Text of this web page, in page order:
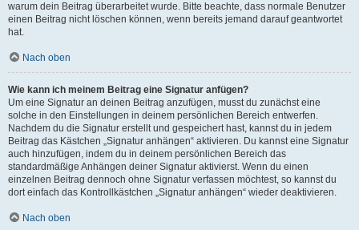
warum dein Beitrag überarbeitet wurde. Bitte beachte, dass normale Benutzer
einen Beitrag nicht löschen können, wenn bereits jemand darauf geantwortet
hat.
Nach oben
Wie kann ich meinem Beitrag eine Signatur anfügen?
Um eine Signatur an deinen Beitrag anzufügen, musst du zunächst eine
solche in den Einstellungen in deinem persönlichen Bereich entwerfen.
Nachdem du die Signatur erstellt und gespeichert hast, kannst du in jedem
Beitrag das Kästchen „Signatur anhängen“ aktivieren. Du kannst eine Signatur
auch hinzufügen, indem du in deinem persönlichen Bereich das
standardmäßige Anhängen deiner Signatur aktivierst. Wenn du einen
einzelnen Beitrag dennoch ohne Signatur verfassen möchtest, so kannst du
dort einfach das Kontrollkästchen „Signatur anhängen“ wieder deaktivieren.
Nach oben